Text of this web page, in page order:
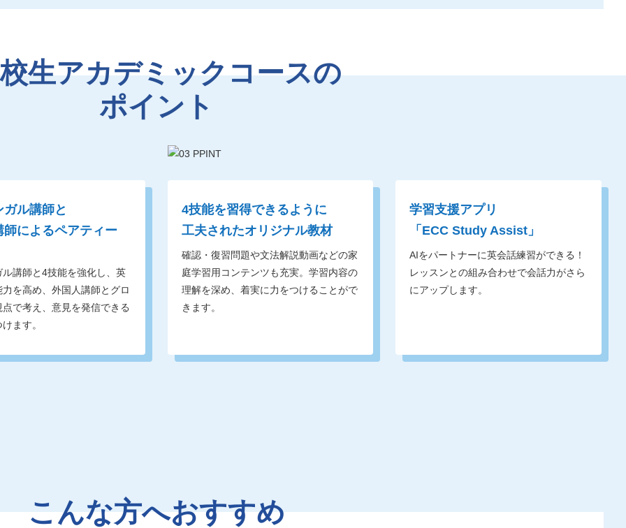
生アカデミックコースの
ポイント
ル講師と
師によるペアティー
講師と4技能を強化し、英
を高め、外国人講師とグロ
で考え、意見を発信できる
ます。
4技能を習得できるように
工夫されたオリジナル教材
確認・復習問題や文法解説動画などの家
庭学習用コンテンツも充実。学習内容の
理解を深め、着実に力をつけることがで
きます。
学習支援アプリ
「ECC Study Assist」
AIをパートナーに英会話練習ができる！
レッスンとの組み合わせで会話力がさら
にアップします。
こんな方へおすすめ